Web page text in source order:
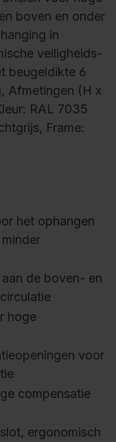
boven en onder
in
veiligheids-
beugeldikte 6
Afmetingen (H x
RAL 7035
Frame:
het ophangen
de boven- en
hoge
voor
compensatie
ergonomisch